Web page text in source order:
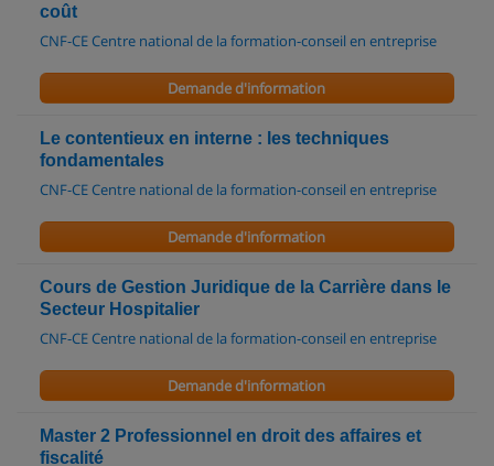
coût
CNF-CE Centre national de la formation-conseil en entreprise
Demande d'information
Le contentieux en interne : les techniques
fondamentales
CNF-CE Centre national de la formation-conseil en entreprise
Demande d'information
Cours de Gestion Juridique de la Carrière dans le
Secteur Hospitalier
CNF-CE Centre national de la formation-conseil en entreprise
Demande d'information
Master 2 Professionnel en droit des affaires et
fiscalité